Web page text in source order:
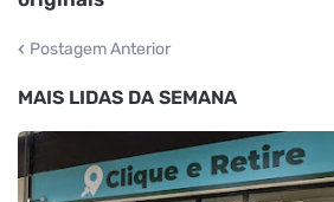
Postagem Anterior
MAIS LIDAS DA SEMANA